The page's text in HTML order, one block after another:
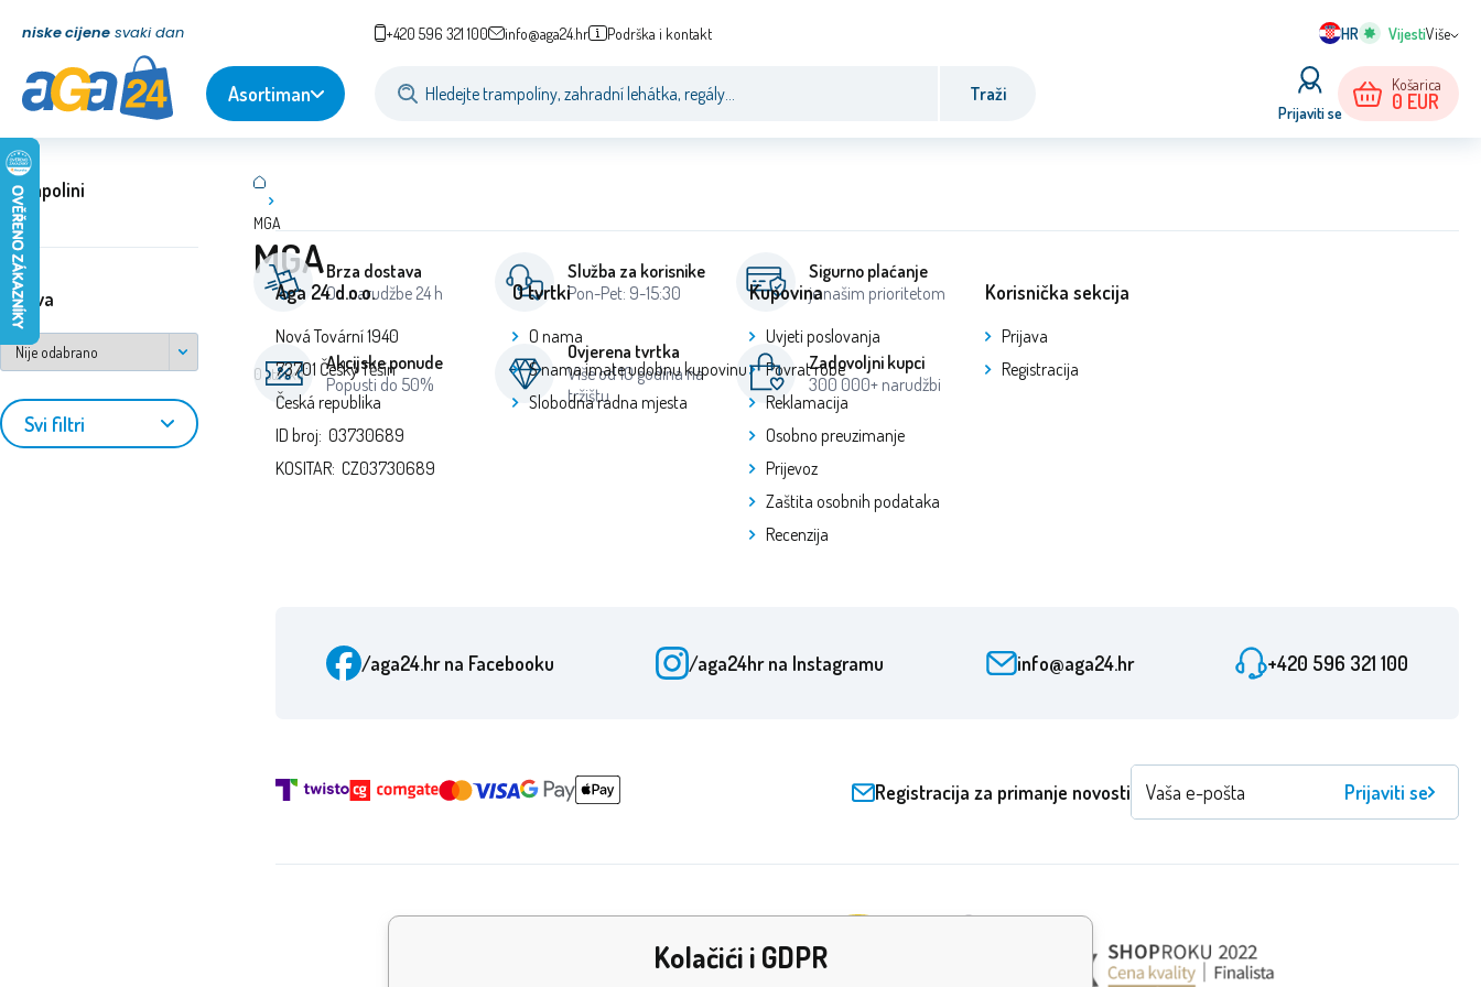
niske cijene svaki dan HR Više
+420 596 321 100 info@aga24.hr Podrška i kontakt
Asortiman Traži
Prijaviti se
Košarica
0 EUR
Trampolini
država
Svi filtri
MGA
MGA
0 stavke
Brza dostava
Od narudžbe 24 h
Služba za korisnike
Pon-Pet: 9-15:30
Sigurno plaćanje
je našim prioritetom
Akcijske ponude
Popusti do 50%
Ovjerena tvrtka
Više od 10 godina na
tržištu
Zadovoljni kupci
300 000+ narudžbi
Aga 24 d.o.o.
Nová Tovární 1940
73701 Český Těšín
Česká republika
ID broj: 03730689
KOSITAR: CZ03730689
O tvrtki
O nama
S nama imate udobnu kupovinu
Slobodna radna mjesta
Kupovina
Uvjeti poslovanja
Povrat robe
Reklamacija
Osobno preuzimanje
Prijevoz
Zaštita osobnih podataka
Recenzija
Korisnička sekcija
Prijava
Registracija
/aga24.hrna Facebooku /aga24hrna Instagramu info@aga24.hr +420 596 321 100
Registracija za primanje novosti Prijaviti se
Kolačići i GDPR